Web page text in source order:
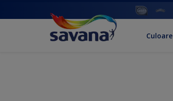
Culoare